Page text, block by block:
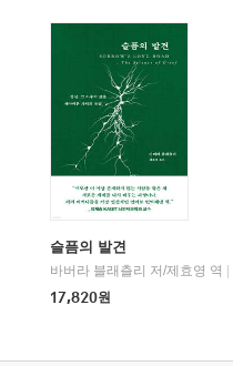
슬픔의 발견
바버라 블래츨리 저/제효영 역
17,820원